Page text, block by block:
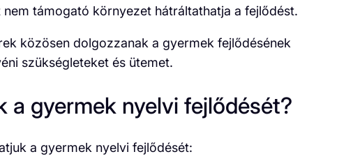
nem támogató környezet hátráltathatja a fejlődést.
közösen dolgozzanak a gyermek fejlődésének
szükségleteket és ütemet.
a gyermek nyelvi fejlődését?
a gyermek nyelvi fejlődését: